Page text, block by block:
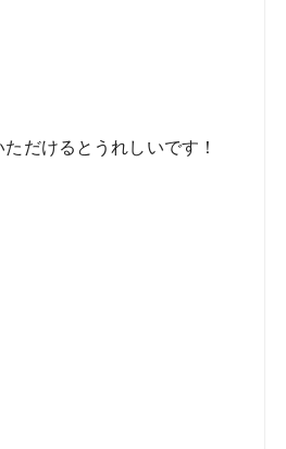
だけるとうれしいです！